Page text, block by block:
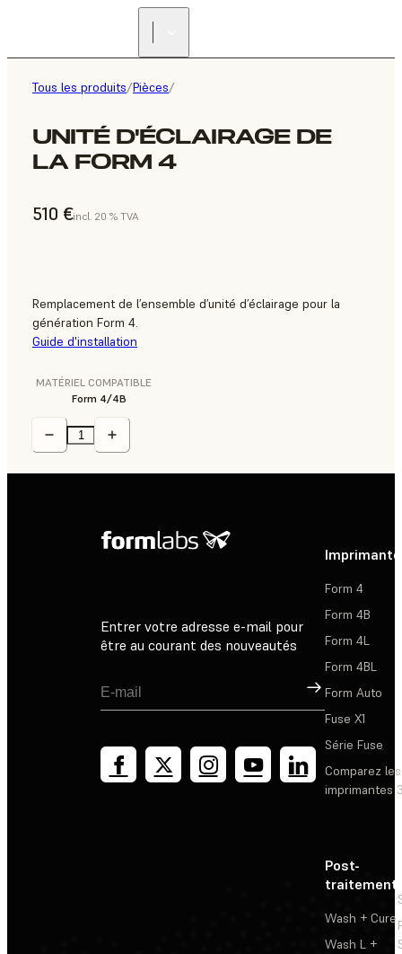
Tous les produits/Pièces/
UNITÉ D'ÉCLAIRAGE DE
LA FORM 4
510 €incl. 20 % TVA
Remplacement de l’ensemble d’unité d’éclairage pour la
génération Form 4.
Guide d'installation
MATÉRIEL COMPATIBLE
Form 4/4B
Entrer votre adresse e-mail pour
être au courant des nouveautés
Inscription
Form 4
Form 4B
Form 4L
Form 4BL
Form Auto
Fuse X1
Série Fuse
Comparez les
imprimantes
Post-
traitement
Wash + Cure
Wash L +